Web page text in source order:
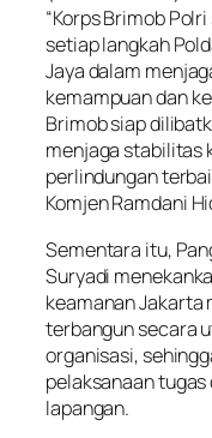
“Korps Brimob
setiap langkah
Jaya dalam
kemampuan dan
Brimob siap
menjaga stabilitas
perlindungan
Komjen Ramdani
Sementara itu,
Suryadi
keamanan Jakarta
terbangun secara
organisasi,
pelaksanaan
lapangan.